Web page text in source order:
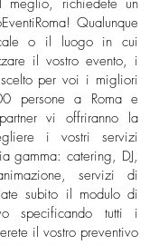
meglio, richiedete un
Qualunque
o il luogo in cui
il vostro evento, i
per voi i migliori
persone a Roma e
vi offriranno la
i vostri servizi
gamma: catering, DJ,
servizi di
subito il modulo di
specificando tutti i
il vostro preventivo